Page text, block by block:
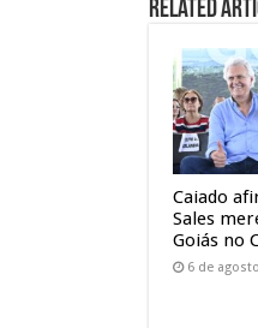
Related
Caiado
Sales
Goiás no
6 de